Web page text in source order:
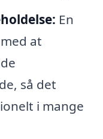
En
at
så det
i mange